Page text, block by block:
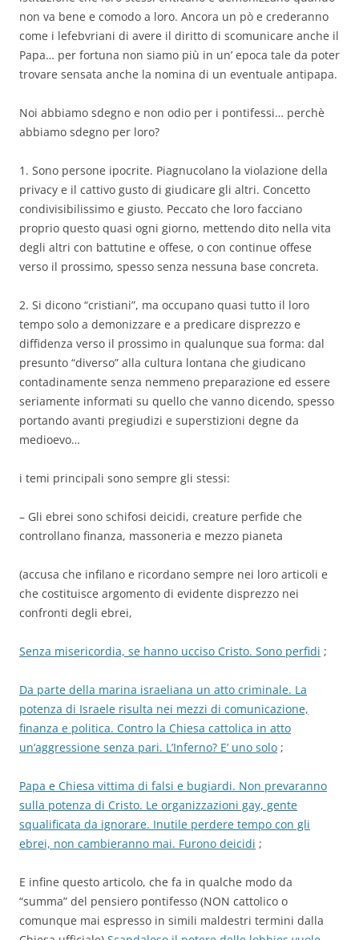
non va bene e comodo a loro. Ancora un pò e crederanno
come i lefebvriani di avere il diritto di scomunicare anche il
Papa… per fortuna non siamo più in un’ epoca tale da poter
trovare sensata anche la nomina di un eventuale antipapa.
Noi abbiamo sdegno e non odio per i pontifessi… perchè
abbiamo sdegno per loro?
1. Sono persone ipocrite. Piagnucolano la violazione della
privacy e il cattivo gusto di giudicare gli altri. Concetto
condivisibilissimo e giusto. Peccato che loro facciano
proprio questo quasi ogni giorno, mettendo dito nella vita
degli altri con battutine e offese, o con continue offese
verso il prossimo, spesso senza nessuna base concreta.
2. Si dicono “cristiani”, ma occupano quasi tutto il loro
tempo solo a demonizzare e a predicare disprezzo e
diffidenza verso il prossimo in qualunque sua forma: dal
presunto “diverso” alla cultura lontana che giudicano
contadinamente senza nemmeno preparazione ed essere
seriamente informati su quello che vanno dicendo, spesso
portando avanti pregiudizi e superstizioni degne da
medioevo…
i temi principali sono sempre gli stessi:
– Gli ebrei sono schifosi deicidi, creature perfide che
controllano finanza, massoneria e mezzo pianeta
(accusa che infilano e ricordano sempre nei loro articoli e
che costituisce argomento di evidente disprezzo nei
confronti degli ebrei,
Senza misericordia, se hanno ucciso Cristo. Sono perfidi ;
Da parte della marina israeliana un atto criminale. La
potenza di Israele risulta nei mezzi di comunicazione,
finanza e politica. Contro la Chiesa cattolica in atto
un’aggressione senza pari. L’Inferno? E’ uno solo ;
Papa e Chiesa vittima di falsi e bugiardi. Non prevaranno
sulla potenza di Cristo. Le organizzazioni gay, gente
squalificata da ignorare. Inutile perdere tempo con gli
ebrei, non cambieranno mai. Furono deicidi ;
E infine questo articolo, che fa in qualche modo da
“summa” del pensiero pontifesso (NON cattolico o
comunque mai espresso in simili maldestri termini dalla